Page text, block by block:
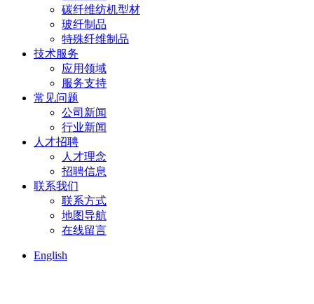
碳纤维纺机型材
玻纤制品
特殊纤维制品
技术服务
应用领域
服务支持
常见问题
公司新闻
行业新闻
人才招聘
人才理念
招聘信息
联系我们
联系方式
地图导航
在线留言
English